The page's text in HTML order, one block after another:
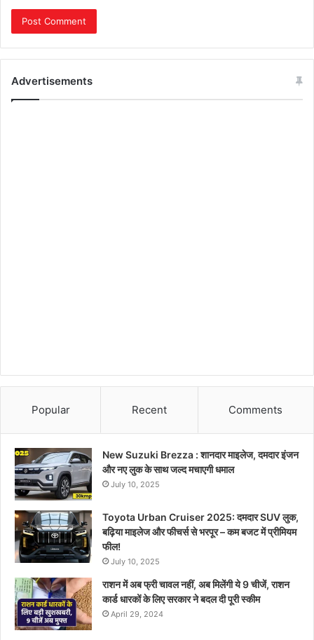
Advertisements
Popular Recent Comments
New Suzuki Brezza : शानदार माइलेज, दमदार इंजन
और नए लुक के साथ जल्द मचाएगी धमाल
July 10, 2025
Toyota Urban Cruiser 2025: दमदार SUV लुक,
बढ़िया माइलेज और फीचर्स से भरपूर – कम बजट में प्रीमियम
फील!
July 10, 2025
राशन में अब फ्री चावल नहीं, अब मिलेंगी ये 9 चीजें, राशन
कार्ड धारकों के लिए सरकार ने बदल दी पूरी स्कीम
April 29, 2024